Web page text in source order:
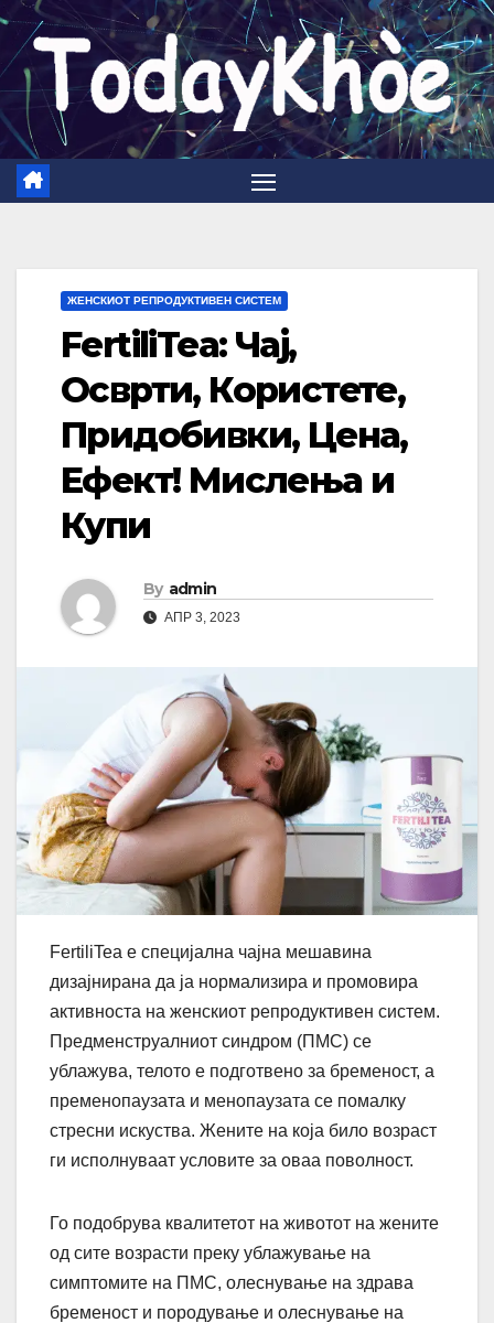
Skip
content
ЖЕНСКИОТ РЕПРОДУКТИВЕН СИСТЕМ
FertiliTea: Чај,
Осврти, Користете,
Придобивки, Цена,
Ефект! Мислења и
Купи
By admin
АПР 3, 2023
FertiliTea е специјална чајна мешавина
дизајнирана да ја нормализира и промовира
активноста на женскиот репродуктивен систем.
Предменструалниот синдром (ПМС) се
ублажува, телото е подготвено за бременост, а
пременопаузата и менопаузата се помалку
стресни искуства. Жените на која било возраст
ги исполнуваат условите за оваа поволност.
Го подобрува квалитетот на животот на жените
од сите возрасти преку ублажување на
симптомите на ПМС, олеснување на здрава
бременост и породување и олеснување на